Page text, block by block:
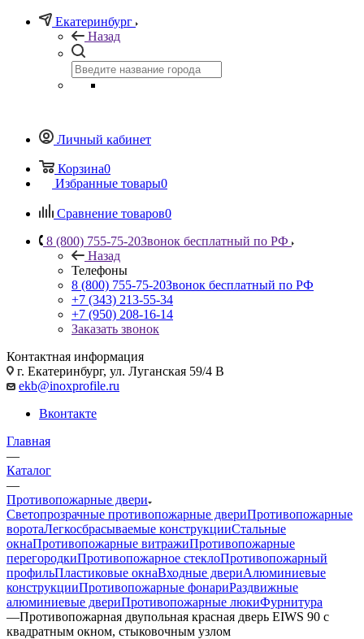
Екатеринбург
Назад
Личный кабинет
Корзина0
Избранные товары0
Сравнение товаров0
8 (800) 755-75-20Звонок бесплатный по РФ
Назад
Телефоны
8 (800) 755-75-20Звонок бесплатный по РФ
+7 (343) 213-55-34
+7 (950) 208-16-14
Заказать звонок
Контактная информация
г. Екатеринбург, ул. Луганская 59/4 В
ekb@inoxprofile.ru
Вконтакте
Главная
—
Каталог
—
Противопожарные двери
Светопрозрачные противопожарные двериПротивопожарные
воротаЛегкосбрасываемые конструкцииСтальные
окнаПротивопожарные витражиПротивопожарные
перегородкиПротивопожарное стеклоПротивопожарный
профильПластиковые окнаВходные двериАлюминиевые
конструкцииПротивопожарные фонариРаздвижные
алюминиевые двериПротивопожарные люкиФурнитура
—Противопожарная двупольная красная дверь EIWS 90 с
квадратным окном, стыковочным узлом